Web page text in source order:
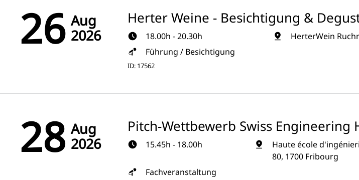
26 Aug
2026
Herter Weine - Besichtigung &
18.00h - 20.30h
HerterWein
Führung / Besichtigung
ID: 17562
28 Aug
2026
Pitch-Wettbewerb Swiss Engineering
15.45h - 18.00h
Haute école
80, 1700 Fribourg
Fachveranstaltung